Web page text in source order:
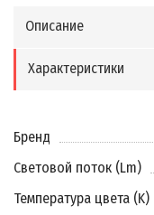
Описание
Характеристики
Бренд
Световой поток (Lm)
Температура цвета (K)